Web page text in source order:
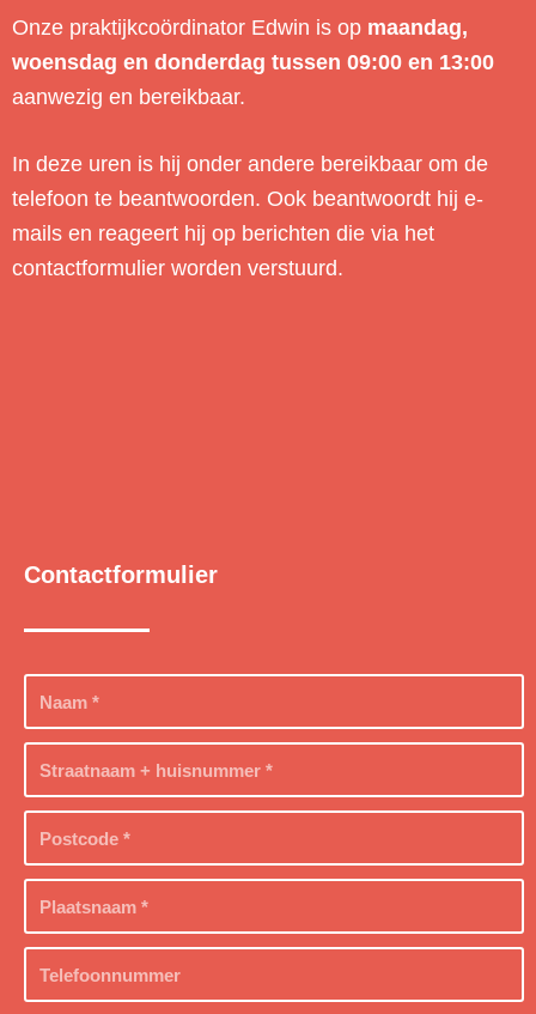
Onze praktijkcoördinator Edwin is op maandag,
woensdag en donderdag tussen 09:00 en 13:00
aanwezig en bereikbaar.
In deze uren is hij onder andere bereikbaar om de
telefoon te beantwoorden. Ook beantwoordt hij e-
mails en reageert hij op berichten die via het
contactformulier worden verstuurd.
Contactformulier